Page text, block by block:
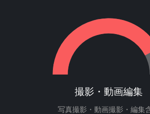
撮影・動画編集
写真撮影・動画撮影・編集